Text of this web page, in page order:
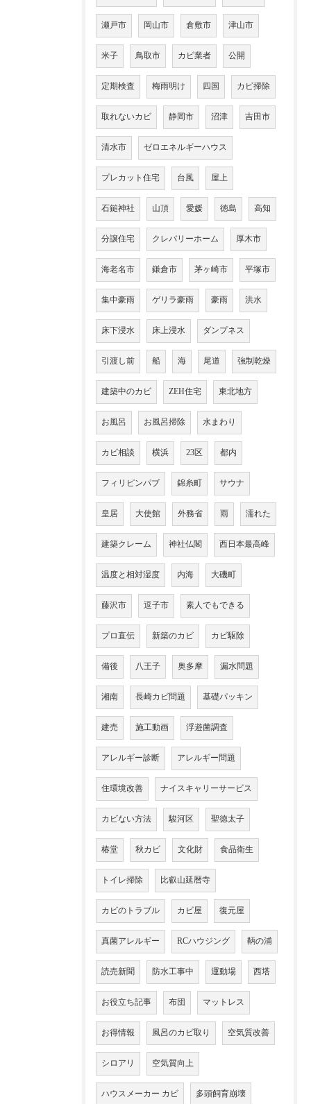
瀬戸市 岡山市 倉敷市 津山市
米子 鳥取市 カビ業者 公開
定期検査 梅雨明け 四国 カビ掃除
取れないカビ 静岡市 沼津 吉田市
清水市 ゼロエネルギーハウス
プレカット住宅 台風 屋上
石鎚神社 山頂 愛媛 徳島 高知
分譲住宅 クレバリーホーム 厚木市
海老名市 鎌倉市 茅ヶ崎市 平塚市
集中豪雨 ゲリラ豪雨 豪雨 洪水
床下浸水 床上浸水 ダンプネス
引渡し前 船 海 尾道 強制乾燥
建築中のカビ ZEH住宅 東北地方
お風呂 お風呂掃除 水まわり
カビ相談 横浜 23区 都内
フィリピンパブ 錦糸町 サウナ
皇居 大使館 外務省 雨 濡れた
建築クレーム 神社仏閣 西日本最高峰
温度と相対湿度 内海 大磯町
藤沢市 逗子市 素人でもできる
プロ直伝 新築のカビ カビ駆除
備後 八王子 奥多摩 漏水問題
湘南 長崎カビ問題 基礎パッキン
建売 施工動画 浮遊菌調査
アレルギー診断 アレルギー問題
住環境改善 ナイスキャリーサービス
カビない方法 駿河区 聖徳太子
椿堂 秋カビ 文化財 食品衛生
トイレ掃除 比叡山延暦寺
カビのトラブル カビ屋 復元屋
真菌アレルギー RCハウジング 鞆の浦
読売新聞 防水工事中 運動場 西塔
お役立ち記事 布団 マットレス
お得情報 風呂のカビ取り 空気質改善
シロアリ 空気質向上
ハウスメーカー カビ 多頭飼育崩壊